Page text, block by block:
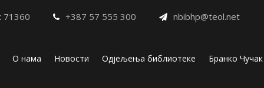
71360 +387 57 555 300 nbibhp@teol.net
О нама Новости Одјељења библиотеке Бранко Чучак